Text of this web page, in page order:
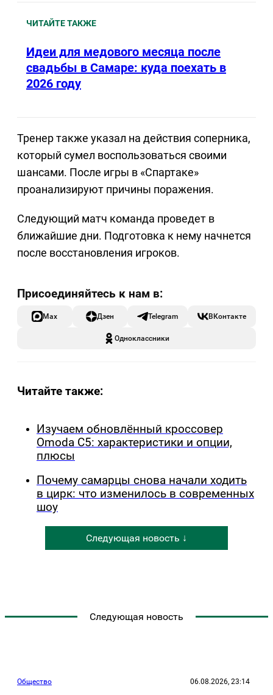
ЧИТАЙТЕ ТАКЖЕ
Идеи для медового месяца после
свадьбы в Самаре: куда поехать в
2026 году
Тренер также указал на действия соперника,
который сумел воспользоваться своими
шансами. После игры в «Спартаке»
проанализируют причины поражения.
Следующий матч команда проведет в
ближайшие дни. Подготовка к нему начнется
после восстановления игроков.
Max Дзен Telegram ВКонтакте
Одноклассники
Читайте также:
Изучаем обновлённый кроссовер
Omoda C5: характеристики и опции,
плюсы
Почему самарцы снова начали ходить
в цирк: что изменилось в современных
шоу
Следующая новость ↓
Следующая новость
Общество 06.08.2026, 23:14